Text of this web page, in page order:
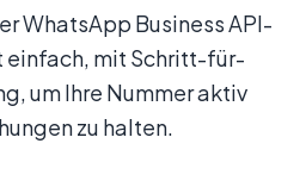
WhatsApp Business API-
einfach, mit Schritt-für-
um Ihre Nummer aktiv
zu halten.